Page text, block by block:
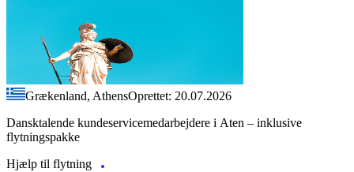
Grækenland, AthensOprettet: 20.07.2026
Dansktalende kundeservicemedarbejdere i Aten – inklusive
flytningspakke
Hjælp til flytning